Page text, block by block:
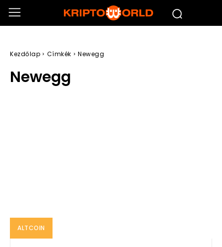
Kezdőlap Címkék Newegg
Newegg
ALTCOIN